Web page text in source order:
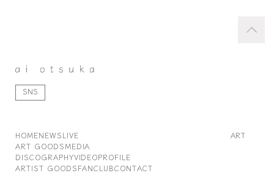
SNS
HOMENEWSLIVE
ART
ART GOODSMEDIA
DISCOGRAPHYVIDEOPROFILE
ARTIST GOODSFANCLUBCONTACT